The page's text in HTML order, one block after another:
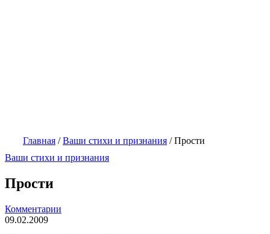
Главная /Ваши стихи и признания /Прости
Ваши стихи и признания
Прости
Комментарии
09.02.2009